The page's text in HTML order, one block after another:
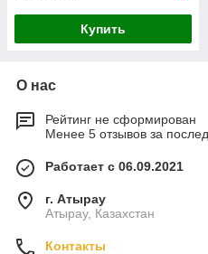
Купить
О нас
Рейтинг не сформирован
Менее 5 отзывов за
Работает с 06.09.2021
г. Атырау
Атырау, Казахстан
Контакты